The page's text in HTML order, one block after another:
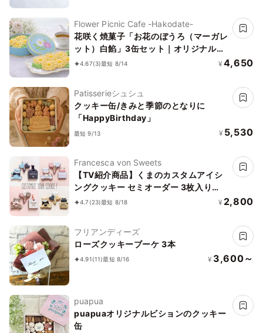
Flower Picnic Cafe -Hakodate-
花咲く焼菓子「お花のぼうろ（マーガレ
ット）白餡」3缶セット｜オリジナル紙
袋を3枚
4.67(3)最短 8/14 ¥ 4,650
Patisserieシュシュ
クッキー缶/きみと季節のとなりに
「HappyBirthday」
最短 9/13 ¥ 5,530
Francesca von Sweets
【TV紹介商品】くまのカスタムアイシ
ングクッキー セミオーダー 3枚入り
【誕生日・推し活】
4.7 (23)最短 8/18 ¥ 2,800
フリアンディーズ
ローズクッキーブーケ 3本
4.91(11)最短 8/16 ¥ 3,600～
puapua
puapuaオリジナルビションのクッキー
缶